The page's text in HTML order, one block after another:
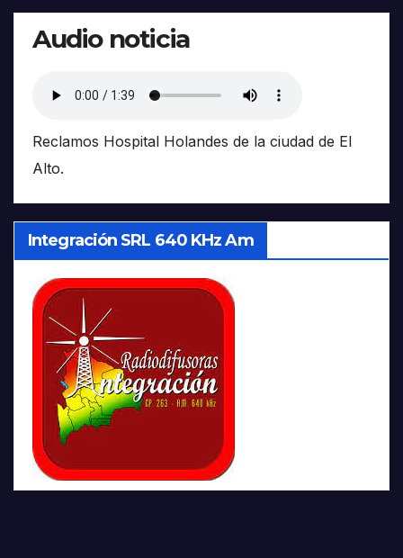
Audio noticia
Reclamos Hospital Holandes de la ciudad de El
Alto.
Integración SRL 640 KHz Am